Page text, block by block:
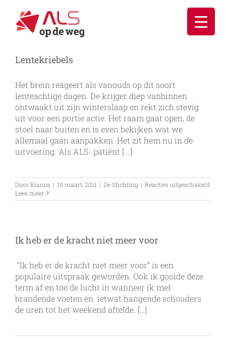
inhoud
Lentekriebels
Het brein reageert als vanouds op dit soort
lenteachtige dagen. De krijger diep vanbinnen
ontwaakt uit zijn winterslaap en rekt zich stevig
uit voor een portie actie. Het raam gaat open, de
stoel naar buiten en is even bekijken wat we
allemaal gaan aanpakken. Het zit hem nu in de
uitvoering. Als ALS- patiënt [...]
DoorBianca | 19 maart, 2011 | De Stichting | Reacties uitgeschakeld
Lees meer
Ik heb er de kracht niet meer voor
“Ik heb er de kracht niet meer voor” is een
populaire uitspraak geworden. Ook ik gooide deze
term af en toe de lucht in wanneer ik met
brandende voeten en ietwat hangende schouders
de uren tot het weekend aftelde. […]